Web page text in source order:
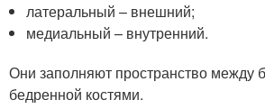
латеральный – внешний;
медиальный – внутренний.
Они заполняют пространство между
бедренной костями.